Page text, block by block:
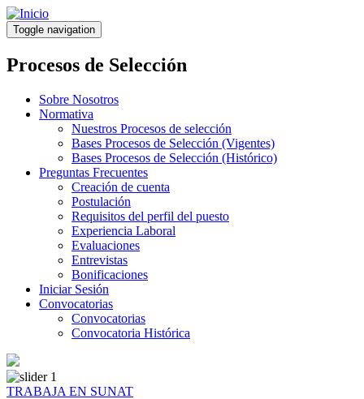
Pasar
al
contenido
principal
Toggle navigation
Procesos de Selección
Sobre Nosotros
Normativa
Nuestros Procesos de selección
Bases Procesos de Selección (Vigentes)
Bases Procesos de Selección (Histórico)
Preguntas Frecuentes
Creación de cuenta
Postulación
Requisitos del perfil del puesto
Experiencia Laboral
Evaluaciones
Entrevistas
Bonificaciones
Iniciar Sesión
Convocatorias
Convocatorias
Convocatoria Histórica
TRABAJA EN SUNAT